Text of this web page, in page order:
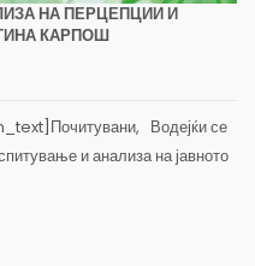
НА ПЕРЦЕПЦИИ И
КАРПОШ
Водејќи се
и анализа на јавното